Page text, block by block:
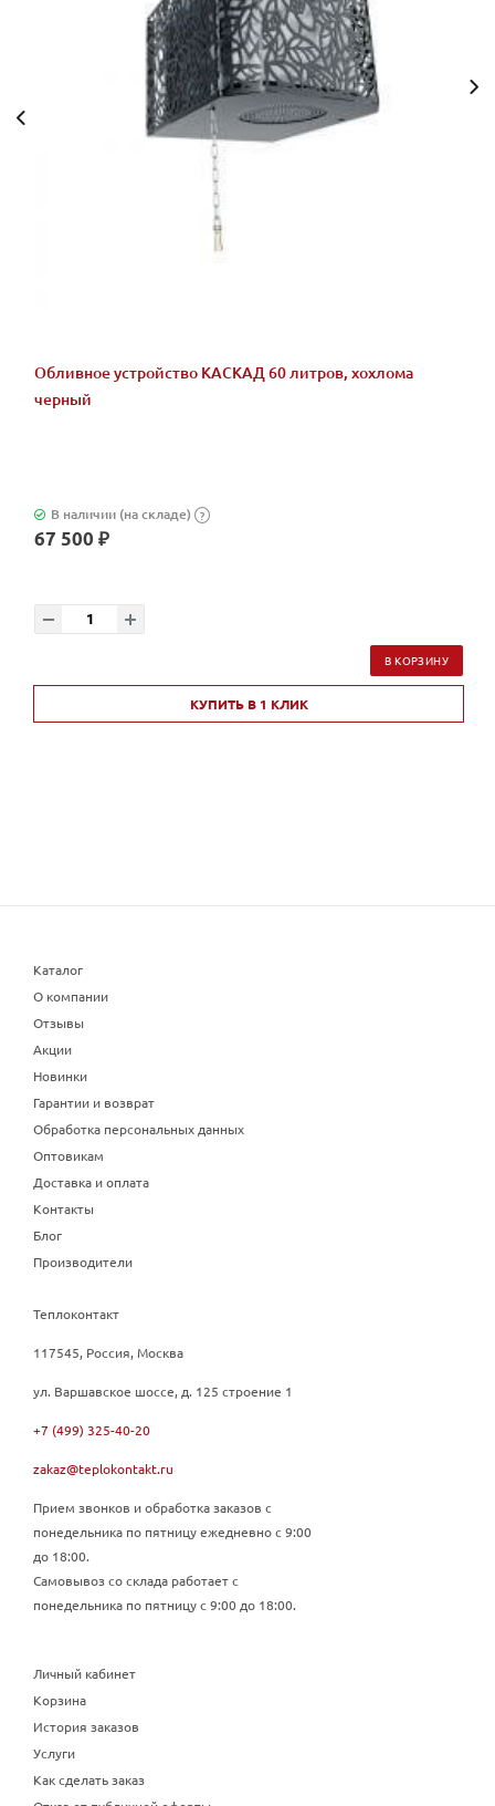
Обливное устройство КАСКАД 60 литров, хохлома
черный
В наличии (на складе) ?
67 500 ₽
В КОРЗИНУ
КУПИТЬ В 1 КЛИК
Каталог
О компании
Отзывы
Акции
Новинки
Гарантии и возврат
Обработка персональных данных
Оптовикам
Доставка и оплата
Контакты
Блог
Производители
Теплоконтакт
117545, Россия, Москва
ул. Варшавское шоссе, д. 125 строение 1
+7 (499) 325-40-20
zakaz@teplokontakt.ru
Прием звонков и обработка заказов с
понедельника по пятницу ежедневно с 9:00
до 18:00.
Самовывоз со склада работает с
понедельника по пятницу с 9:00 до 18:00.
Личный кабинет
Корзина
История заказов
Услуги
Как сделать заказ